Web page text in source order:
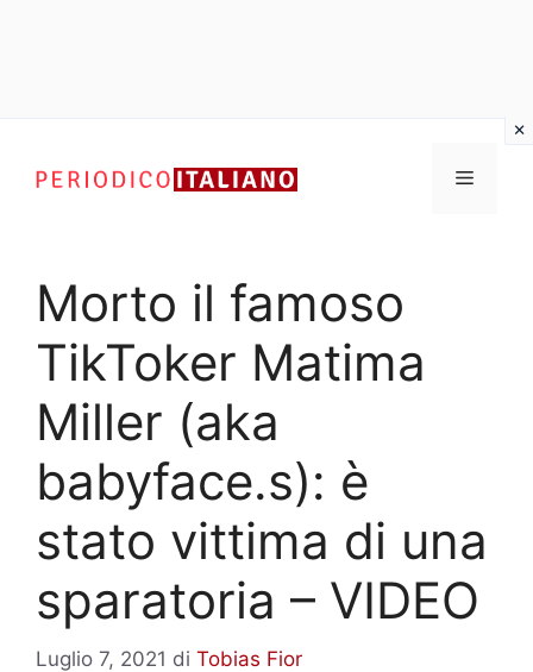
contenuto
Menu
Morto il famoso
TikToker Matima
Miller (aka
babyface.s): è
stato vittima di una
sparatoria – VIDEO
Luglio 7, 2021 di Tobias Fior